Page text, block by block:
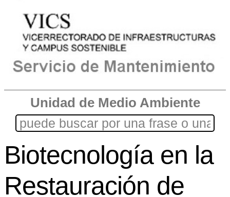
Unidad de Medio Ambiente
Biotecnología en la
Restauración de